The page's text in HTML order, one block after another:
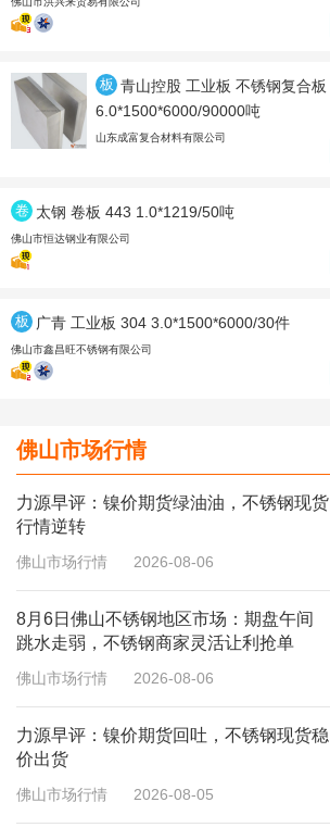
板
材
青山控股 工业板 不锈钢复合板
6.0*1500*6000/90000吨
山东成富复合材料有限公司
卷
带
太钢 卷板 443 1.0*1219/50吨
佛山市恒达钢业有限公司
板
材
广青 工业板 304 3.0*1500*6000/30件
佛山市鑫昌旺不锈钢有限公司
佛山市场行情
力源早评：镍价期货绿油油，不锈钢现货
行情逆转
佛山市场行情 2026-08-06
8月6日佛山不锈钢地区市场：期盘午间
跳水走弱，不锈钢商家灵活让利抢单
佛山市场行情 2026-08-06
力源早评：镍价期货回吐，不锈钢现货稳
价出货
佛山市场行情 2026-08-05